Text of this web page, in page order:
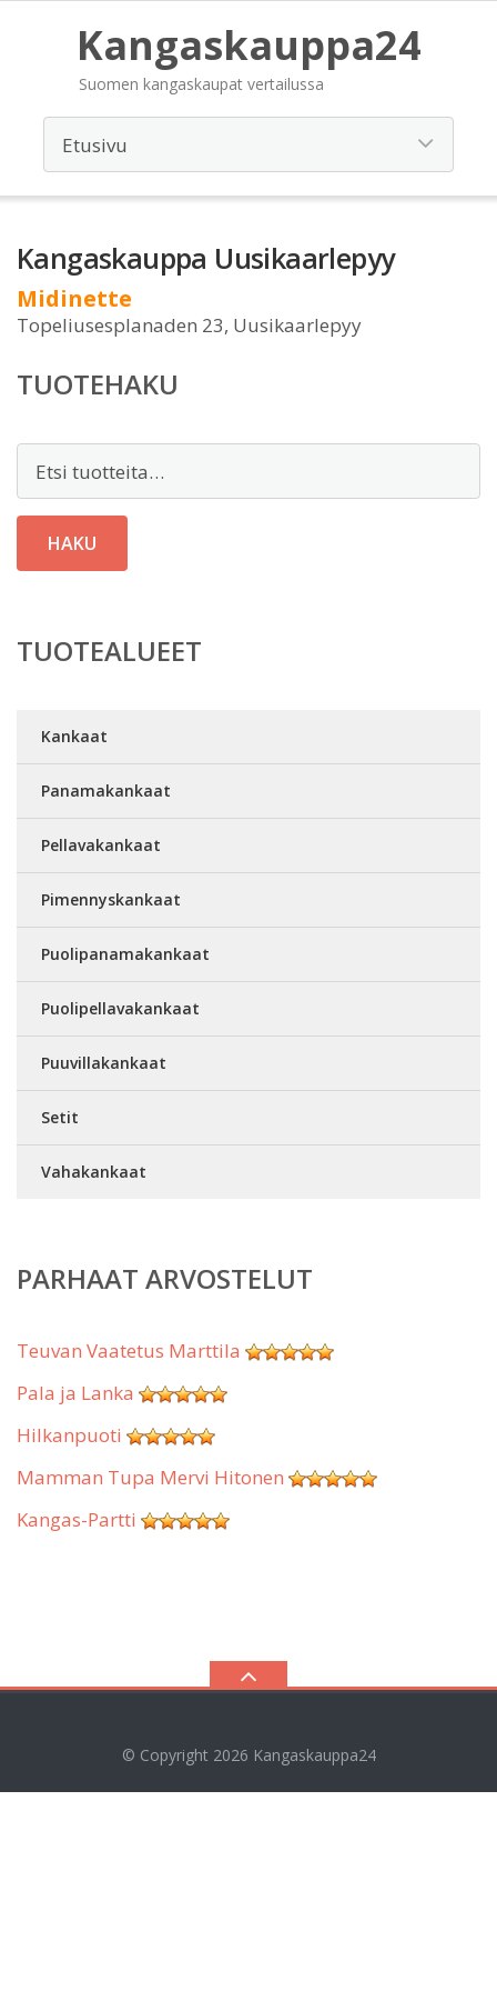
Kangaskauppa24
Suomen kangaskaupat vertailussa
Kangaskauppa Uusikaarlepyy
Midinette
Topeliusesplanaden 23, Uusikaarlepyy
TUOTEHAKU
HAKU
TUOTEALUEET
Kankaat
Panamakankaat
Pellavakankaat
Pimennyskankaat
Puolipanamakankaat
Puolipellavakankaat
Puuvillakankaat
Setit
Vahakankaat
PARHAAT ARVOSTELUT
Teuvan Vaatetus Marttila
Pala ja Lanka
Hilkanpuoti
Mamman Tupa Mervi Hitonen
Kangas-Partti
© Copyright 2026 Kangaskauppa24